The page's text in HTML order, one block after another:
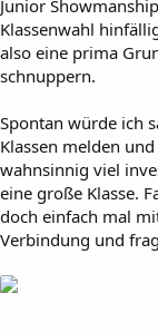
Junior
Klassenwahl
also eine prima
schnuppern.
Spontan würde ich
Klassen melden
wahnsinnig viel
eine große Klasse.
doch einfach mal
Verbindung und